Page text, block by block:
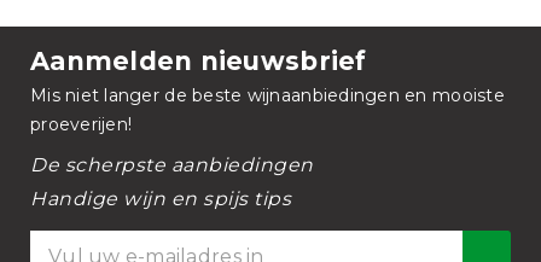
Aanmelden nieuwsbrief
Mis niet langer de beste wijnaanbiedingen en mooiste
proeverijen!
De scherpste aanbiedingen
Handige wijn en spijs tips